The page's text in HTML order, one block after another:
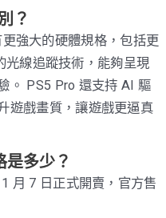
？
強大的硬體規格，包括更
光線追蹤技術，能夠呈現
。 PS5 Pro 還支持 AI 驅
遊戲畫質，讓遊戲更逼真
是多少？
月 7 日正式開賣，官方售